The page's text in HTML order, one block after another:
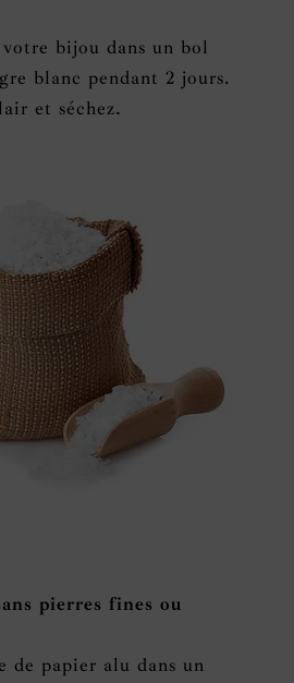
bijou dans un bol
blanc pendant 2 jours.
et séchez.
pierres fines ou
de papier alu dans un